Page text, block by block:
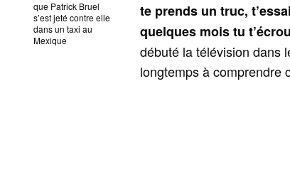
que Patrick Bruel
s’est jeté contre elle
dans un taxi au
Mexique
te prends un truc,
quelques mois tu
débuté la télévision dans
longtemps à comprendre